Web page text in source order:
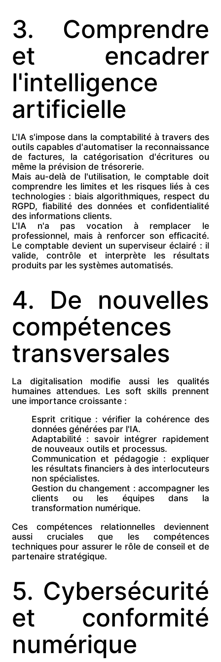
3. Comprendre
et encadrer
l'intelligence
artificielle
L'IA s'impose dans la comptabilité à travers des
outils capables d'automatiser la reconnaissance
de factures, la catégorisation d'écritures ou
même la prévision de trésorerie.
Mais au-delà de l'utilisation, le comptable doit
comprendre les limites et les risques liés à ces
technologies : biais algorithmiques, respect du
RGPD, fiabilité des données et confidentialité
des informations clients.
L'IA n'a pas vocation à remplacer le
professionnel, mais à renforcer son efficacité.
Le comptable devient un superviseur éclairé : il
valide, contrôle et interprète les résultats
produits par les systèmes automatisés.
4. De nouvelles
compétences
transversales
La digitalisation modifie aussi les qualités
humaines attendues. Les soft skills prennent
une importance croissante :
Esprit critique : vérifier la cohérence des
données générées par l'IA.
Adaptabilité : savoir intégrer rapidement
de nouveaux outils et processus.
Communication et pédagogie : expliquer
les résultats financiers à des interlocuteurs
non spécialistes.
Gestion du changement : accompagner les
clients ou les équipes dans la
transformation numérique.
Ces compétences relationnelles deviennent
aussi cruciales que les compétences
techniques pour assurer le rôle de conseil et de
partenaire stratégique.
5. Cybersécurité
et conformité
numérique